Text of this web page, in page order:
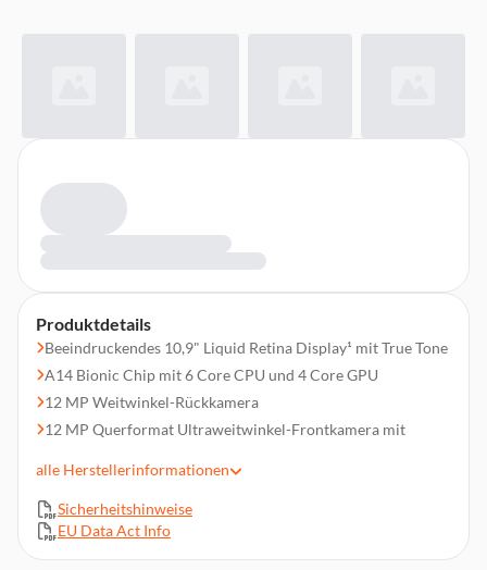
Produktdetails
Beeindruckendes 10,9" Liquid Retina Display¹ mit True Tone
A14 Bionic Chip mit 6 Core CPU und 4 Core GPU
12 MP Weitwinkel-Rückkamera
12 MP Querformat Ultraweitwinkel-Frontkamera mit
Touch ID für sicheres Authentifizieren und Apple Pay
WLAN 6
USB C Anschluss zum Aufladen und für Zubehör
Mach mehr mit Batterie für den ganzen Tag³
alle Herstellerinformationen
Sicherheitshinweise
EU Data Act Info